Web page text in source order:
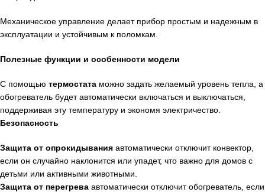
Механическое управление делает прибор простым и надежным в
эксплуатации и устойчивым к поломкам.
Полезные функции и особенности модели
С помощью термостата можно задать желаемый уровень тепла, а
обогреватель будет автоматически включаться и выключаться,
поддерживая эту температуру и экономя электричество.
Безопасность
Защита от опрокидывания автоматически отключит конвектор,
если он случайно наклонится или упадет, что важно для домов с
детьми или активными животными.
Защита от перегрева автоматически отключит обогреватель, если